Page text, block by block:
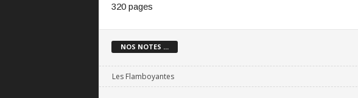
320 pages
NOS NOTES ...
Les Flamboyantes